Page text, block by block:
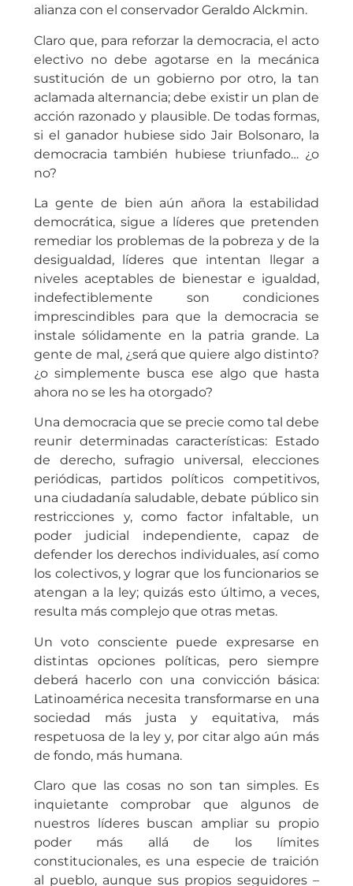
alianza con el conservador Geraldo Alckmin.
Claro que, para reforzar la democracia, el acto
electivo no debe agotarse en la mecánica
sustitución de un gobierno por otro, la tan
aclamada alternancia; debe existir un plan de
acción razonado y plausible. De todas formas,
si el ganador hubiese sido Jair Bolsonaro, la
democracia también hubiese triunfado… ¿o
no?
La gente de bien aún añora la estabilidad
democrática, sigue a líderes que pretenden
remediar los problemas de la pobreza y de la
desigualdad, líderes que intentan llegar a
niveles aceptables de bienestar e igualdad,
indefectiblemente son condiciones
imprescindibles para que la democracia se
instale sólidamente en la patria grande. La
gente de mal, ¿será que quiere algo distinto?
¿o simplemente busca ese algo que hasta
ahora no se les ha otorgado?
Una democracia que se precie como tal debe
reunir determinadas características: Estado
de derecho, sufragio universal, elecciones
periódicas, partidos políticos competitivos,
una ciudadanía saludable, debate público sin
restricciones y, como factor infaltable, un
poder judicial independiente, capaz de
defender los derechos individuales, así como
los colectivos, y lograr que los funcionarios se
atengan a la ley; quizás esto último, a veces,
resulta más complejo que otras metas.
Un voto consciente puede expresarse en
distintas opciones políticas, pero siempre
deberá hacerlo con una convicción básica:
Latinoamérica necesita transformarse en una
sociedad más justa y equitativa, más
respetuosa de la ley y, por citar algo aún más
de fondo, más humana.
Claro que las cosas no son tan simples. Es
inquietante comprobar que algunos de
nuestros líderes buscan ampliar su propio
poder más allá de los límites
constitucionales, es una especie de traición
al pueblo, aunque sus propios seguidores –